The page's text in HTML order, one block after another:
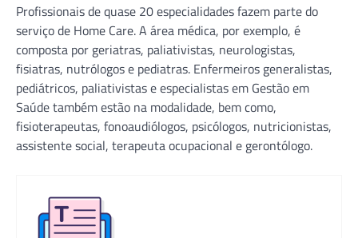
Profissionais de quase 20 especialidades fazem parte do
serviço de Home Care. A área médica, por exemplo, é
composta por geriatras, paliativistas, neurologistas,
fisiatras, nutrólogos e pediatras. Enfermeiros generalistas,
pediátricos, paliativistas e especialistas em Gestão em
Saúde também estão na modalidade, bem como,
fisioterapeutas, fonoaudiólogos, psicólogos, nutricionistas,
assistente social, terapeuta ocupacional e gerontólogo.